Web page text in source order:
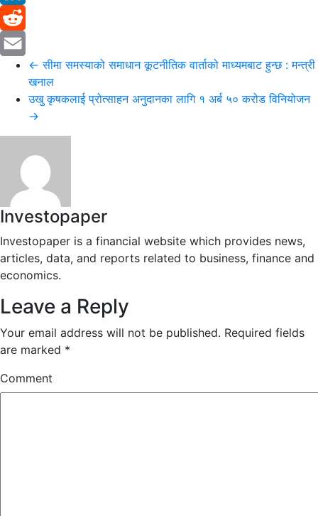
LinkedIn
Reddit
Email ← सीमा समस्याको समाधान कूटनीतिक वार्ताको माध्यमबाट हुन्छ : मन्त्री
खनाल
उखु कृषकलाई प्रोत्साहन अनुदानका लागि १ अर्ब ५० करोड विनियोजन
→
Investopaper
Investopaper is a financial website which provides news,
articles, data, and reports related to business, finance and
economics.
Leave a Reply
Your email address will not be published. Required fields
are marked *
Comment